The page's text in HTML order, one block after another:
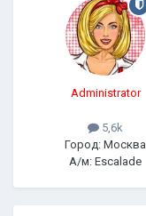
Administrator
5,6k
Город: Москва
А/м: Escalade